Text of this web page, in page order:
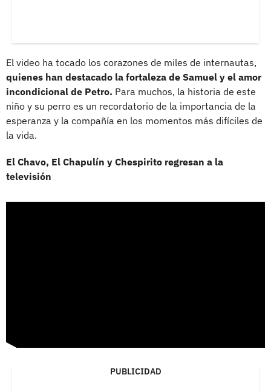
El video ha tocado los corazones de miles de internautas,
quienes han destacado la fortaleza de Samuel y el amor
incondicional de Petro. Para muchos, la historia de este
niño y su perro es un recordatorio de la importancia de la
esperanza y la compañía en los momentos más difíciles de
la vida.
El Chavo, El Chapulín y Chespirito regresan a la
televisión
PUBLICIDAD